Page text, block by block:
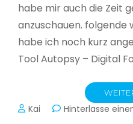
habe mir auch die Zeit
anzuschauen. folgende
habe ich noch kurz
Tool Autopsy – Digital
Kai Hinterlasse